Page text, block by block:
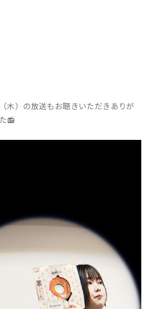
木）の放送もお聴きいただきありが
📻